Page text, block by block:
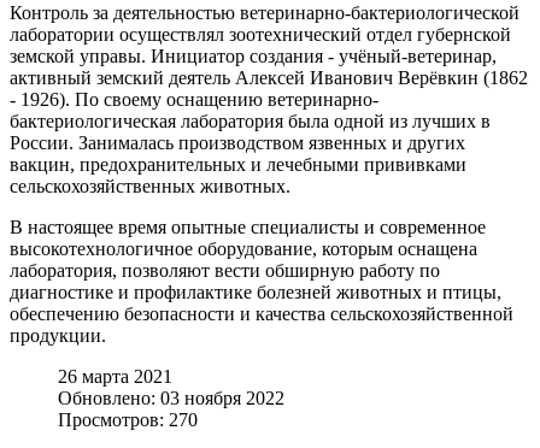
Контроль за деятельностью ветеринарно-бактериологической
лаборатории осуществлял зоотехнический отдел губернской
земской управы. Инициатор создания - учёный-ветеринар,
активный земский деятель Алексей Иванович Верёвкин (1862
- 1926). По своему оснащению ветеринарно-
бактериологическая лаборатория была одной из лучших в
России. Занималась производством язвенных и других
вакцин, предохранительных и лечебными прививками
сельскохозяйственных животных.
В настоящее время опытные специалисты и современное
высокотехнологичное оборудование, которым оснащена
лаборатория, позволяют вести обширную работу по
диагностике и профилактике болезней животных и птицы,
обеспечению безопасности и качества сельскохозяйственной
продукции.
26 марта 2021
Обновлено: 03 ноября 2022
Просмотров: 270